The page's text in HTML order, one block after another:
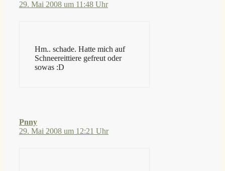
29. Mai 2008 um 11:48 Uhr
Hm.. schade. Hatte mich auf
Schneereittiere gefreut oder
sowas :D
Pnny
29. Mai 2008 um 12:21 Uhr